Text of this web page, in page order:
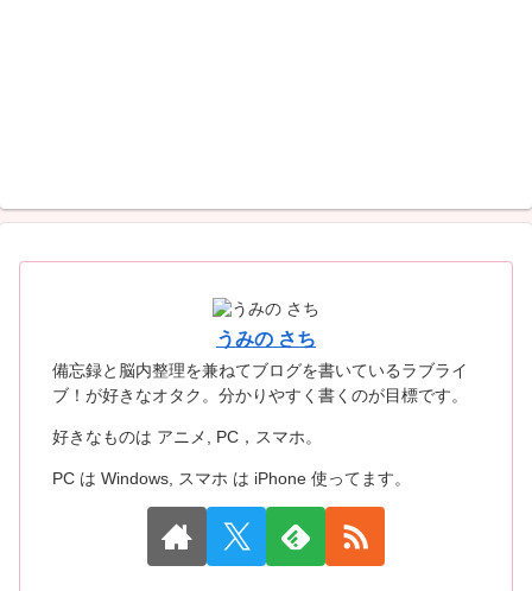
うみの さち
備忘録と脳内整理を兼ねてブログを書いているラブライ
ブ！が好きなオタク。分かりやすく書くのが目標です。
好きなものは アニメ, PC，スマホ。
PC は Windows, スマホ は iPhone 使ってます。